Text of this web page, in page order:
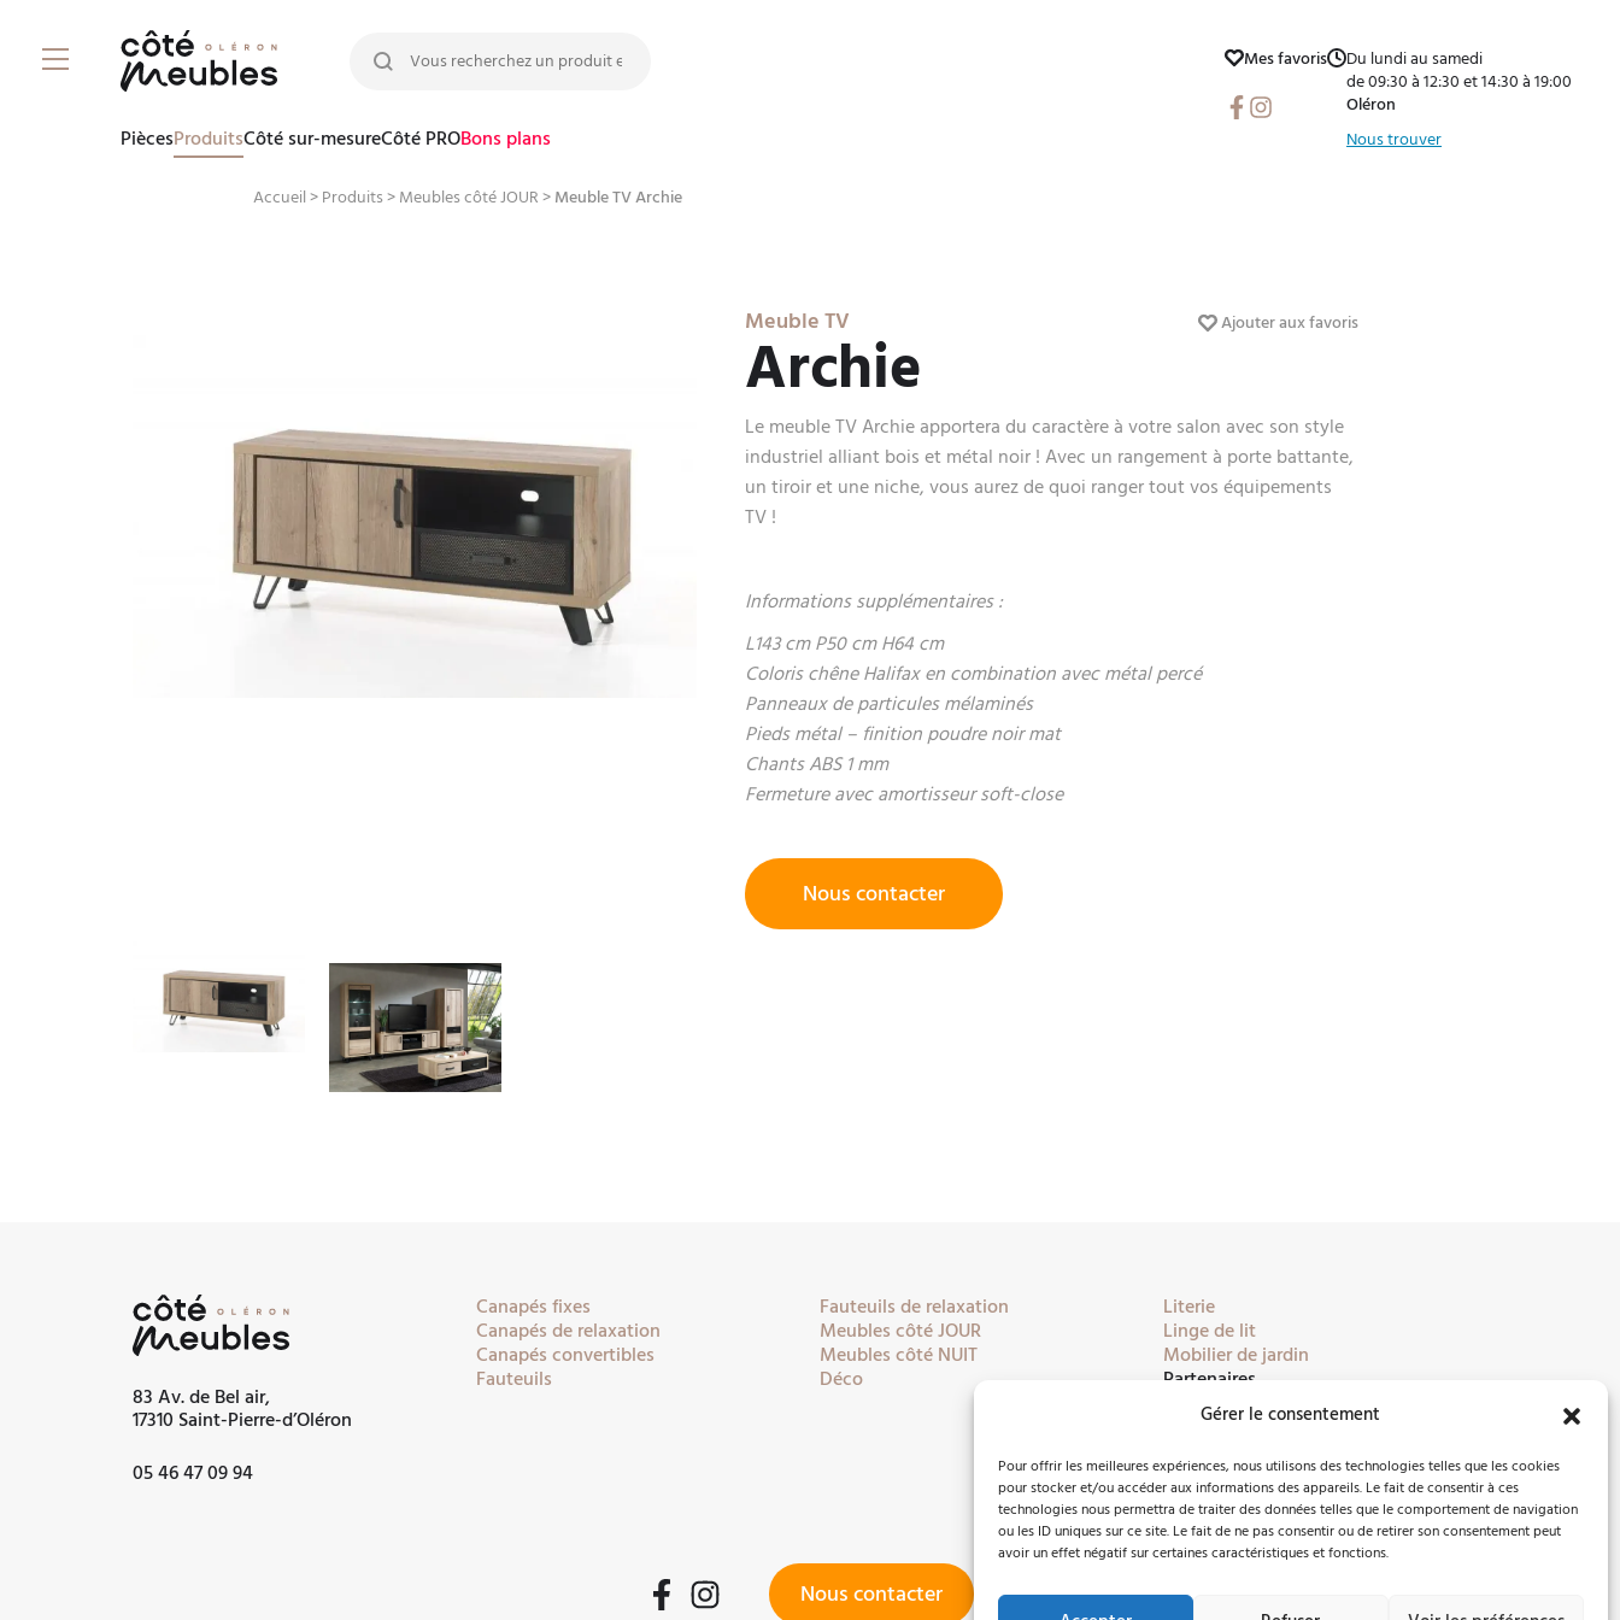
Gérer le consentement
Pour offrir les meilleures expériences, nous utilisons des technologies telles que les cookies
pour stocker et/ou accéder aux informations des appareils. Le fait de consentir à ces
technologies nous permettra de traiter des données telles que le comportement de navigation
ou les ID uniques sur ce site. Le fait de ne pas consentir ou de retirer son consentement peut
avoir un effet négatif sur certaines caractéristiques et fonctions.
Rechercher :
PiècesProduitsCôté sur-mesureCôté PROBons plans
Mes favoris
Facebook
Instagram
Du lundi au samedi
de 09:30 à 12:30 et 14:30 à 19:00
Oléron
Nous trouver
Accueil > Produits> Meubles côté JOUR > Meuble TV Archie
Meuble TV
Archie
Ajouter aux favoris
Le meuble TV Archie apportera du caractère à votre salon avec son style
industriel alliant bois et métal noir ! Avec un rangement à porte battante,
un tiroir et une niche, vous aurez de quoi ranger tout vos équipements
TV !
Informations supplémentaires :
L143 cm P50 cm H64 cm
Coloris chêne Halifax en combination avec métal percé
Panneaux de particules mélaminés
Pieds métal – finition poudre noir mat
Chants ABS 1 mm
Fermeture avec amortisseur soft-close
Nous contacter
83 Av. de Bel air,
17310 Saint-Pierre-d’Oléron
05 46 47 09 94
Canapés fixes
Canapés de relaxation
Canapés convertibles
Fauteuils
Fauteuils de relaxation
Meubles côté JOUR
Meubles côté NUIT
Déco
Literie
Linge de lit
Mobilier de jardin
Partenaires
FacebookInstagram Nous contacter